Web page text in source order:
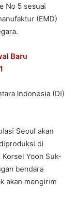
No 5 sesuai
(EMD)
Baru
Indonesia (DI)
Seoul akan
di
Yoon Suk-
bendara
akan mengirim